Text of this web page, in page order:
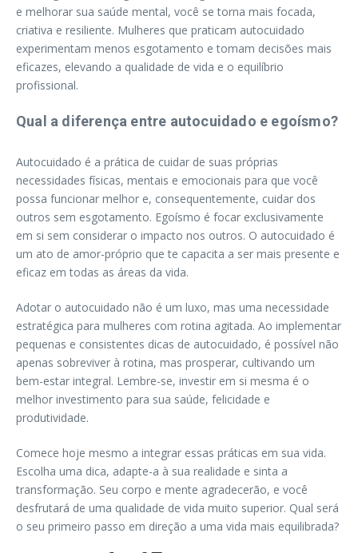
e melhorar sua saúde mental, você se torna mais focada,
criativa e resiliente. Mulheres que praticam autocuidado
experimentam menos esgotamento e tomam decisões mais
eficazes, elevando a qualidade de vida e o equilíbrio
profissional.
Qual a diferença entre autocuidado e egoísmo?
Autocuidado é a prática de cuidar de suas próprias
necessidades físicas, mentais e emocionais para que você
possa funcionar melhor e, consequentemente, cuidar dos
outros sem esgotamento. Egoísmo é focar exclusivamente
em si sem considerar o impacto nos outros. O autocuidado é
um ato de amor-próprio que te capacita a ser mais presente e
eficaz em todas as áreas da vida.
Adotar o autocuidado não é um luxo, mas uma necessidade
estratégica para mulheres com rotina agitada. Ao implementar
pequenas e consistentes dicas de autocuidado, é possível não
apenas sobreviver à rotina, mas prosperar, cultivando um
bem-estar integral. Lembre-se, investir em si mesma é o
melhor investimento para sua saúde, felicidade e
produtividade.
Comece hoje mesmo a integrar essas práticas em sua vida.
Escolha uma dica, adapte-a à sua realidade e sinta a
transformação. Seu corpo e mente agradecerão, e você
desfrutará de uma qualidade de vida muito superior. Qual será
o seu primeiro passo em direção a uma vida mais equilibrada?